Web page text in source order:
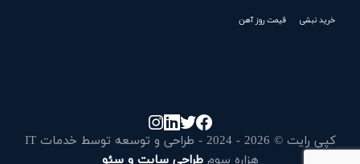
خرید نبشی قیمت روز آهن
کپی رایت © 2026 - 2024 - طراحی و توسعه توسط خدمات IT
هزاره سومطراحی سایت و سئو